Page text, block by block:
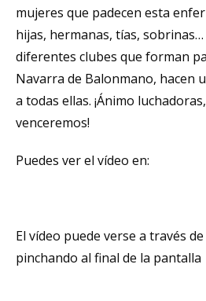
mujeres que padecen esta
hijas, hermanas, tías, sobrinas…
diferentes clubes que forman
Navarra de Balonmano, hacen
a todas ellas. ¡Ánimo
venceremos!
Puedes ver el vídeo en:
El vídeo puede verse a través
pinchando al final de la pantalla